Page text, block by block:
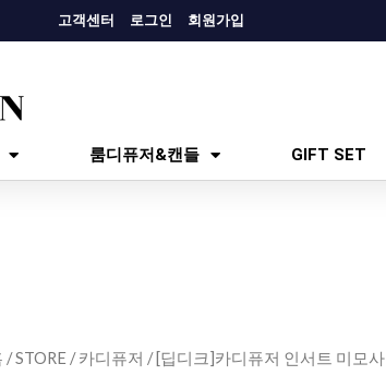
고객센터 로그인 회원가입
룸디퓨저&캔들 GIFT SET
/STORE /카디퓨저 / [딥디크]카디퓨저 인서트 미모사